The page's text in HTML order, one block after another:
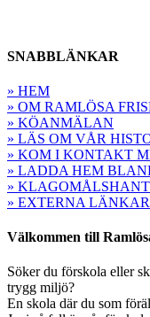
SNABBLÄNKAR
» HEM
» OM RAMLÖSA
» KÖANMÄLAN
» LÄS OM VÅR
» KOM I KONTAKT
» LADDA HEM
»
» EXTERNA LÄNKAR
Välkommen till
Söker du förskola eller
trygg miljö?
En skola där du som